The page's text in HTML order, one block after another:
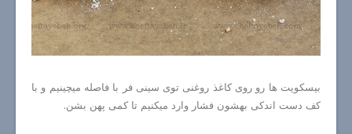
بیسکویت ها رو روی کاغذ روغنی توی سینی فر با فاصله میچینیم و با
کف دست اندکی بهشون فشار وارد میکنیم تا کمی پهن بشن.